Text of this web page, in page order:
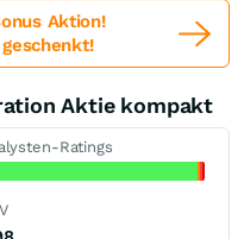
Aktion!
Aktie kompakt
Ratings